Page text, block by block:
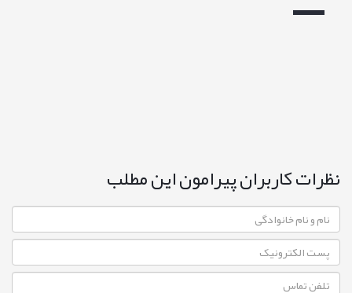
نظرات کاربران پیرامون این مطلب